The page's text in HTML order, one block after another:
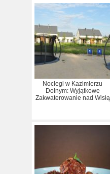
Noclegi w Kazimierzu
Dolnym: Wyjątkowe
Zakwaterowanie nad Wisłą